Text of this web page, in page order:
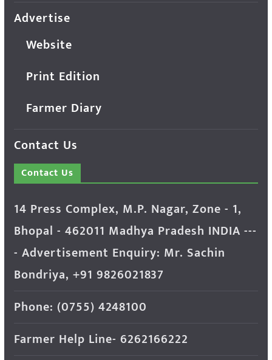
Advertise
Website
Print Edition
Farmer Diary
Contact Us
Contact Us
14 Press Complex, M.P. Nagar, Zone - 1,
Bhopal - 462011 Madhya Pradesh INDIA ---
- Advertisement Enquiry: Mr. Sachin
Bondriya, +91 9826021837
Phone: (0755) 4248100
Farmer Help Line- 6262166222